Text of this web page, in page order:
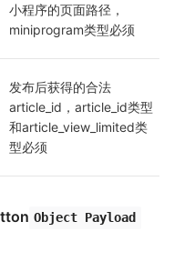
小程序的页面路径，
miniprogram类型必须
发布后获得的合法
article_id，article_id类型
和article_view_limited类
型必须
Object Payload